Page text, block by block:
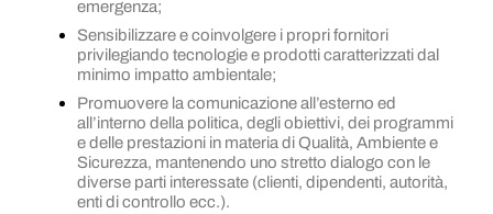
emergenza;
Sensibilizzare e coinvolgere i propri fornitori
privilegiando tecnologie e prodotti caratterizzati dal
minimo impatto ambientale;
Promuovere la comunicazione all’esterno ed
all’interno della politica, degli obiettivi, dei programmi
e delle prestazioni in materia di Qualità, Ambiente e
Sicurezza, mantenendo uno stretto dialogo con le
diverse parti interessate (clienti, dipendenti, autorità,
enti di controllo ecc.).